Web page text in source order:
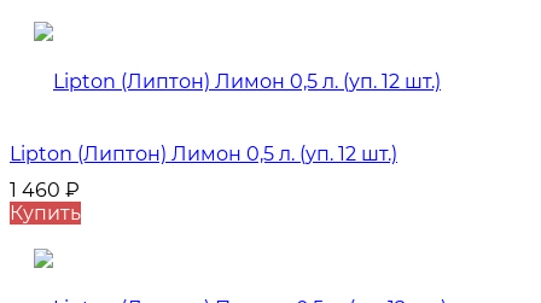
Lipton (Липтон) Лимон 0,5 л. (уп. 12 шт.)
1 460 ₽
Купить